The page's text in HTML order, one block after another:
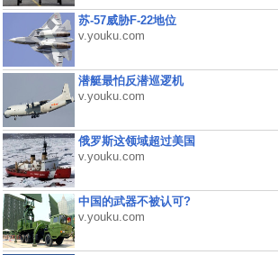
苏-57威胁F-22地位
v.youku.com
潜艇最怕反潜巡逻机
v.youku.com
俄罗斯这领域超过美国
v.youku.com
中国的武器不被认可?
v.youku.com